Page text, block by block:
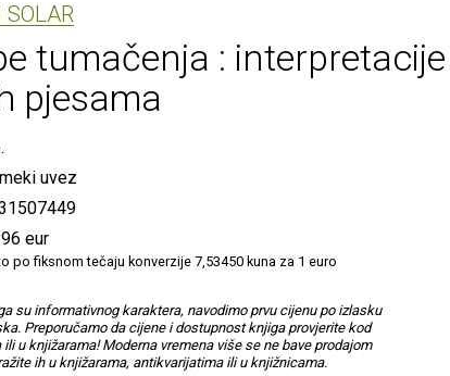
tumačenja : interpretacije
pjesama
uvez
eur
po fiksnom tečaju konverzije 7,53450 kuna za 1 euro
su informativnog karaktera, navodimo prvu cijenu po izlasku
Preporučamo da cijene i dostupnost knjiga provjerite kod
u knjižarama! Moderna vremena više se ne bave prodajom
ih u knjižarama, antikvarijatima ili u knjižnicama.